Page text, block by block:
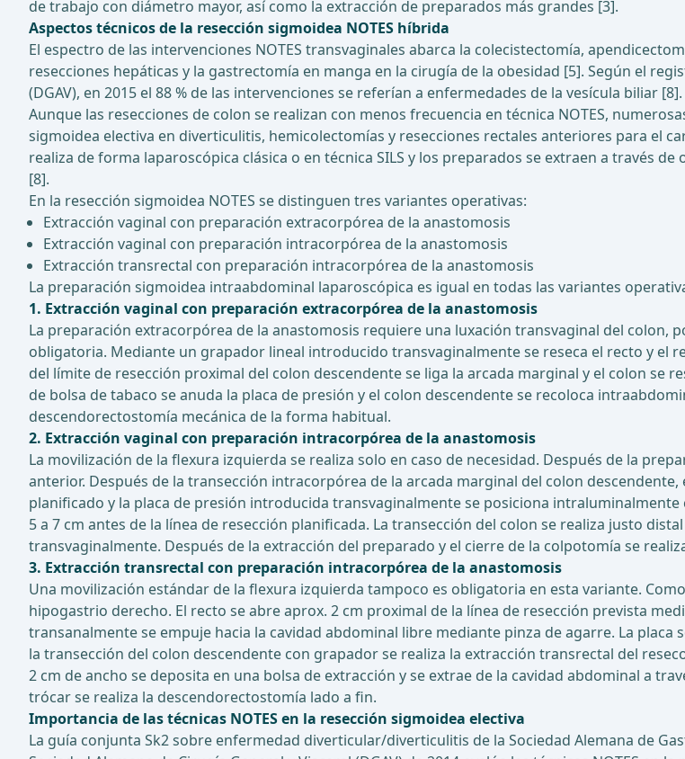
de trabajo con diámetro mayor, así como la extracción de preparados más grandes [3].
Aspectos técnicos de la resección sigmoidea NOTES híbrida
El espectro de las intervenciones NOTES transvaginales abarca la colecistectomía,
resecciones hepáticas y la gastrectomía en manga en la cirugía de la obesidad [5]. Según el
(DGAV), en 2015 el 88 % de las intervenciones se referían a enfermedades de la vesícula biliar [8].
Aunque las resecciones de colon se realizan con menos frecuencia en técnica NOTES,
sigmoidea electiva en diverticulitis, hemicolectomías y resecciones rectales anteriores para el
realiza de forma laparoscópica clásica o en técnica SILS y los preparados se extraen a través
[8].
En la resección sigmoidea NOTES se distinguen tres variantes operativas:
Extracción vaginal con preparación extracorpórea de la anastomosis
Extracción vaginal con preparación intracorpórea de la anastomosis
Extracción transrectal con preparación intracorpórea de la anastomosis
La preparación sigmoidea intraabdominal laparoscópica es igual en todas las variantes
1. Extracción vaginal con preparación extracorpórea de la anastomosis
La preparación extracorpórea de la anastomosis requiere una luxación transvaginal del colon,
obligatoria. Mediante un grapador lineal introducido transvaginalmente se reseca el recto y el
del límite de resección proximal del colon descendente se liga la arcada marginal y el colon se
de bolsa de tabaco se anuda la placa de presión y el colon descendente se recoloca
descendorectostomía mecánica de la forma habitual.
2. Extracción vaginal con preparación intracorpórea de la anastomosis
La movilización de la flexura izquierda se realiza solo en caso de necesidad. Después de la
anterior. Después de la transección intracorpórea de la arcada marginal del colon
planificado y la placa de presión introducida transvaginalmente se posiciona
5 a 7 cm antes de la línea de resección planificada. La transección del colon se realiza justo
transvaginalmente. Después de la extracción del preparado y el cierre de la colpotomía se
3. Extracción transrectal con preparación intracorpórea de la anastomosis
Una movilización estándar de la flexura izquierda tampoco es obligatoria en esta variante.
hipogastrio derecho. El recto se abre aprox. 2 cm proximal de la línea de resección prevista
transanalmente se empuje hacia la cavidad abdominal libre mediante pinza de agarre. La
la transección del colon descendente con grapador se realiza la extracción transrectal del
2 cm de ancho se deposita en una bolsa de extracción y se extrae de la cavidad abdominal a
trócar se realiza la descendorectostomía lado a fin.
Importancia de las técnicas NOTES en la resección sigmoidea electiva
La guía conjunta Sk2 sobre enfermedad diverticular/diverticulitis de la Sociedad Alemana de